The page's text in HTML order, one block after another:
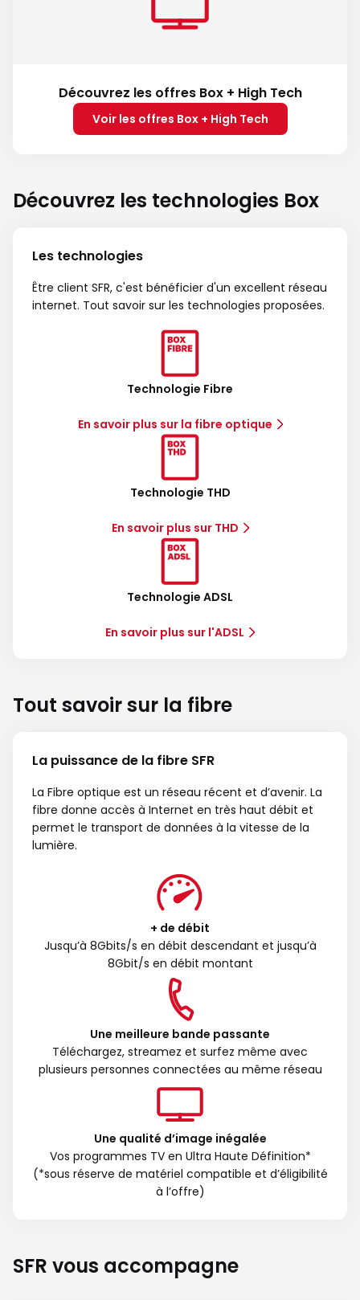
Découvrez les offres Box + High Tech
Voir les offres Box + High Tech
Découvrez les technologies Box
Les technologies
Être client SFR, c'est bénéficier d'un excellent réseau
internet. Tout savoir sur les technologies proposées.
Technologie Fibre
En savoir plus sur la fibre optique
Technologie THD
En savoir plus sur THD
Technologie ADSL
En savoir plus sur l'ADSL
Tout savoir sur la fibre
La puissance de la fibre SFR
La Fibre optique est un réseau récent et d’avenir. La
fibre donne accès à Internet en très haut débit et
permet le transport de données à la vitesse de la
lumière.
+ de débit
Jusqu’à 8Gbits/s en débit descendant et jusqu’à
8Gbit/s en débit montant
Une meilleure bande passante
Téléchargez, streamez et surfez même avec
plusieurs personnes connectées au même réseau
Une qualité d’image inégalée
Vos programmes TV en Ultra Haute Définition*
(*sous réserve de matériel compatible et d’éligibilité
à l’offre)
SFR vous accompagne